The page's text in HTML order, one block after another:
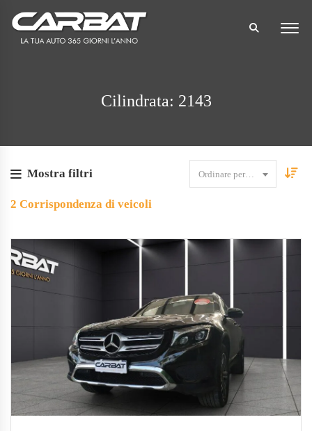
Cilindrata: 2143
Mostra filtri Ordinare per data
2 Corrispondenza di veicoli